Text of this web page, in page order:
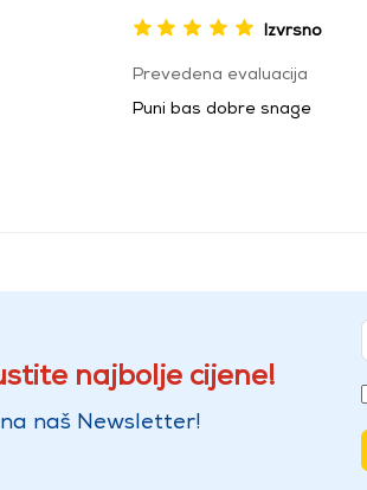
Izvrsno
Prevedena evaluacija
Puni bas dobre snage
najbolje cijene!
naš Newsletter!